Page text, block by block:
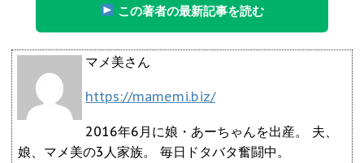
この著者の最新記事を読む
マメ美さん
https://mamemi.biz/
2016年6月に娘・あーちゃんを出産。 夫、
娘、マメ美の3人家族。 毎日ドタバタ奮闘中。